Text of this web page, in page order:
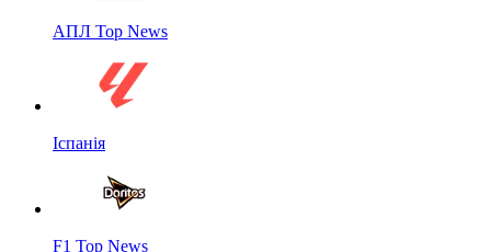
АПЛ Top News
Іспанія
F1 Top News